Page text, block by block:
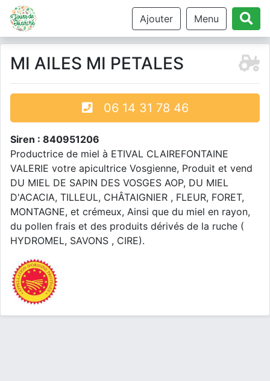
Ajouter Menu
MI AILES MI PETALES
06 14 31 78 46
Siren : 840951206
Productrice de miel à ETIVAL CLAIREFONTAINE
VALERIE votre apicultrice Vosgienne, Produit et vend
DU MIEL DE SAPIN DES VOSGES AOP, DU MIEL
D'ACACIA, TILLEUL, CHÂTAIGNIER , FLEUR, FORET,
MONTAGNE, et crémeux, Ainsi que du miel en rayon,
du pollen frais et des produits dérivés de la ruche (
HYDROMEL, SAVONS , CIRE).